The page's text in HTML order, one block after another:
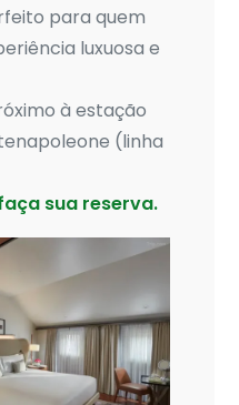
para quem
luxuosa e
à estação
(linha
sua reserva.